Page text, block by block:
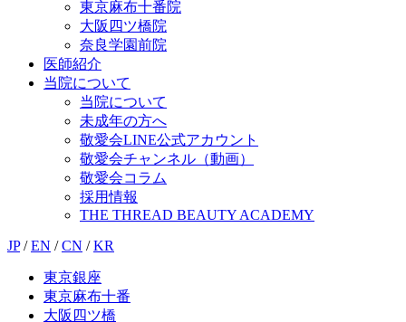
東京麻布十番院
大阪四ツ橋院
奈良学園前院
医師紹介
当院について
当院について
未成年の方へ
敬愛会LINE公式アカウント
敬愛会チャンネル（動画）
敬愛会コラム
採用情報
THE THREAD BEAUTY ACADEMY
JP / EN / CN / KR
東京銀座
東京麻布十番
大阪四ツ橋